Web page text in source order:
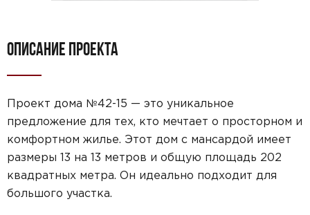
ОПИСАНИЕ ПРОЕКТА
Проект дома №42-15 — это уникальное
предложение для тех, кто мечтает о просторном и
комфортном жилье. Этот дом с мансардой имеет
размеры 13 на 13 метров и общую площадь 202
квадратных метра. Он идеально подходит для
большого участка.